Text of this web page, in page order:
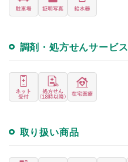
調剤・処方せんサービス
取り扱い商品